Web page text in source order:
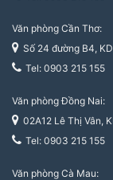
Văn phòng Cần Thơ:
Số 24 đường B4,
Tel: 0903 215 155
Văn phòng Đồng Nai:
02A12 Lê Thị Vân,
Tel: 0903 215 155
Văn phòng Cà Mau: